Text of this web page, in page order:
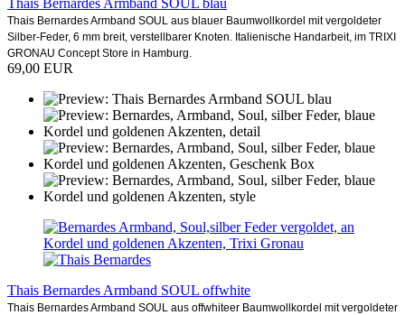
Thais Bernardes Armband SOUL aus blauer Baumwollkordel mit vergoldeter
Silber-Feder, 6 mm breit, verstellbarer Knoten. Italienische Handarbeit, im TRIXI
GRONAU Concept Store in Hamburg.
69,00 EUR
Thais Bernardes Armband SOUL offwhite
Thais Bernardes Armband SOUL aus offwhiteer Baumwollkordel mit vergoldeter